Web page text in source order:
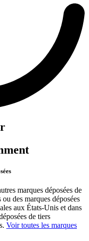
marques déposées de
des marques déposées
aux États-Unis et dans
de tiers
Voir toutes les marques